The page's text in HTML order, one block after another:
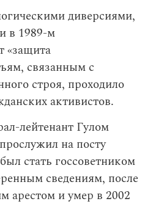
диверсиями,
в 1989-м
«защита
связанным с
строя, проходило
активистов.
лейтенант Гулом
на посту
стать госсоветником
сведениям, после
арестом и умер в 2002